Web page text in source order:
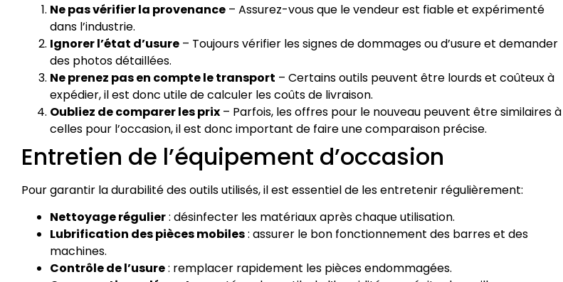
Ne pas vérifier la provenance – Assurez-vous que le vendeur est fiable et expérimenté
dans l’industrie.
Ignorer l’état d’usure – Toujours vérifier les signes de dommages ou d’usure et demander
des photos détaillées.
Ne prenez pas en compte le transport – Certains outils peuvent être lourds et coûteux à
expédier, il est donc utile de calculer les coûts de livraison.
Oubliez de comparer les prix – Parfois, les offres pour le nouveau peuvent être similaires à
celles pour l’occasion, il est donc important de faire une comparaison précise.
Entretien de l’équipement d’occasion
Pour garantir la durabilité des outils utilisés, il est essentiel de les entretenir régulièrement:
Nettoyage régulier: désinfecter les matériaux après chaque utilisation.
Lubrification des pièces mobiles: assurer le bon fonctionnement des barres et des
machines.
Contrôle de l’usure: remplacer rapidement les pièces endommagées.